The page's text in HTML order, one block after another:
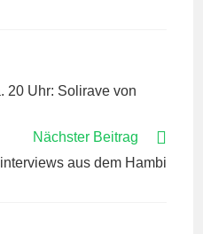
20 Uhr: Solirave von
Nächster Beitrag
aus dem Hambi